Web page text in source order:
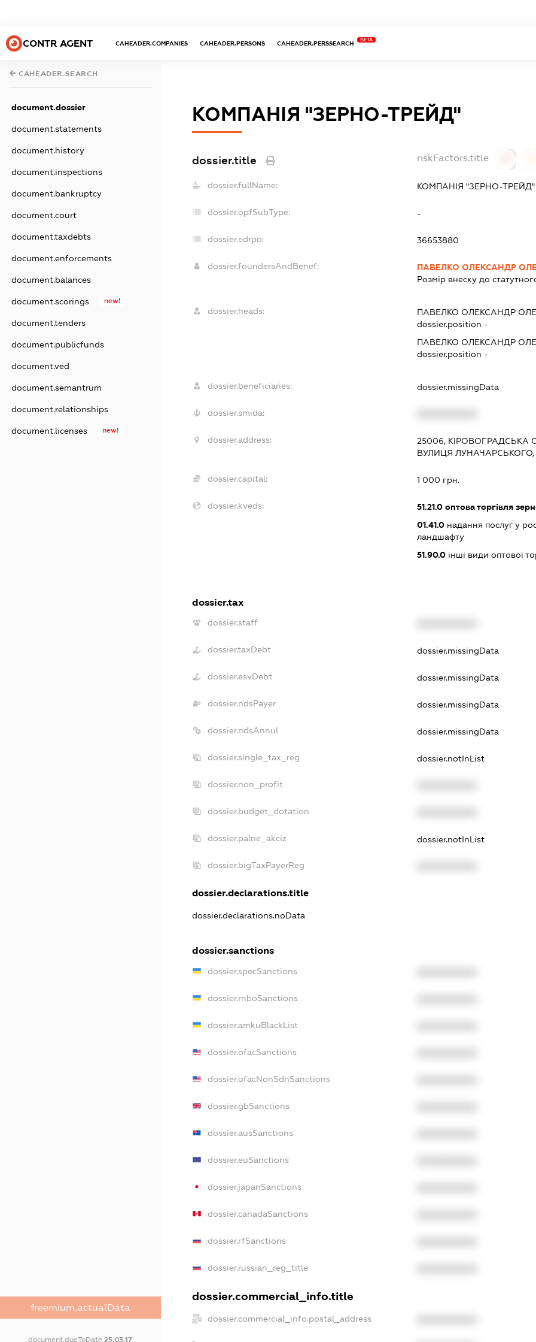
CONTR AGENT CAHEADER.COMPANIES CAHEADER.PERSONS CAHEADER.PERSSEARCH
BETA
CAHEADER.SEARCH
document.dossier
document.statements
document.history
document.inspections
document.bankruptcy
document.court
document.taxdebts
document.enforcements
document.balances
document.scorings new!
document.tenders
document.publicfunds
document.ved
document.semantrum
document.relationships
document.licenses new!
freemium.actualData
document.dueToDate25.03.17
КОМПАНІЯ "ЗЕРНО-ТРЕЙД"
dossier.title riskFactors.title
dossier.fullName: КОМПАНІЯ "ЗЕРНО-ТРЕЙД"
dossier.opfSubType: -
dossier.edrpo: 36653880
dossier.foundersAndBenef:
ПАВЕЛКО ОЛЕКСАНДР
Розмір внеску до
dossier.heads: ПАВЕЛКО ОЛЕКСАНДР
dossier.position -
ПАВЕЛКО ОЛЕКСАНДР
dossier.position -
dossier.beneficiaries: dossier.missingData
dossier.smida:
dossier.address:
25006, КІРОВОГРАДСЬКА
ВУЛИЦЯ ЛУНАЧАРСЬКОГО,
dossier.capital: 1 000 грн.
dossier.kveds: 51.21.0 оптова торгівля
01.41.0 надання послуг у
ландшафту
51.90.0 інші види оптової
dossier.tax
dossier.staff
dossier.taxDebt dossier.missingData
dossier.esvDebt dossier.missingData
dossier.ndsPayer dossier.missingData
dossier.ndsAnnul dossier.missingData
dossier.single_tax_reg dossier.notInList
dossier.non_profit
dossier.budget_dotation
dossier.palne_akciz dossier.notInList
dossier.bigTaxPayerReg
dossier.declarations.title
dossier.declarations.noData
dossier.sanctions
dossier.specSanctions
dossier.rnboSanctions
dossier.amkuBlackList
dossier.ofacSanctions
dossier.ofacNonSdnSanctions
dossier.gbSanctions
dossier.ausSanctions
dossier.euSanctions
dossier.japanSanctions
dossier.canadaSanctions
dossier.rfSanctions
dossier.russian_reg_title
dossier.commercial_info.title
dossier.commercial_info.postal_address